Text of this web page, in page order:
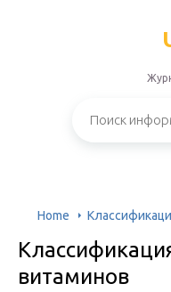
Home
витаминов